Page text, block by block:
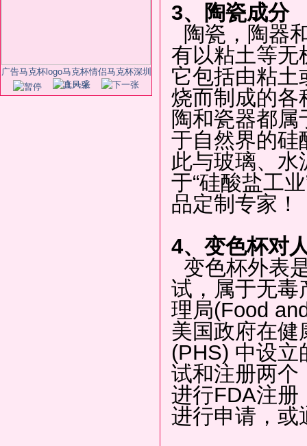
深圳水晶制作DIY水晶定制深圳水晶彩
像
3、陶瓷成分
陶瓷，陶器
有以粘土等无
它包括由粘土
烧而制成的各
陶和瓷器都
于自然界的硅
此与玻璃、
于“硅酸盐工
品定制专家！
4、变色杯对
变色杯外表
试，属于无毒
理局(Food
美国政府在健
(PHS) 中设
试和注册两个
进行FDA注册
进行申请，或